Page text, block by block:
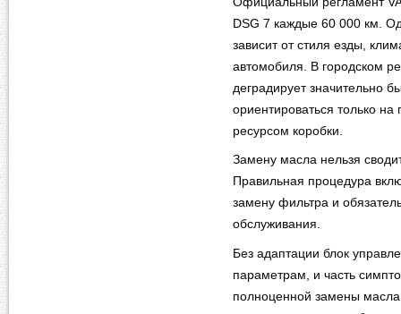
DSG 7 каждые 60 000 км.
зависит от стиля езды,
автомобиля. В городском
деградирует значительно
ориентироваться только на
ресурсом коробки.
Замену масла нельзя
Правильная процедура
замену фильтра и
обслуживания.
Без адаптации блок
параметрам, и часть
полноценной замены